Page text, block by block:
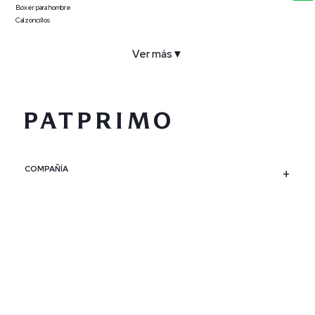
Boxer para hombre
Calzoncillos
Ver más ▼
COMPAÑÍA